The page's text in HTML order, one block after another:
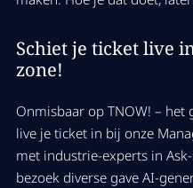
Schiet je ticket live
zone!
Onmisbaar op TNOW! – het
live je ticket in bij onze
met industrie-experts in
bezoek diverse gave AI-